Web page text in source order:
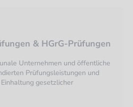
& HGrG-Prüfungen
Unternehmen und öffentliche
Prüfungsleistungen und
gesetzlicher